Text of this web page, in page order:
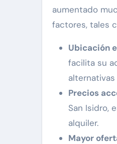
aumentado
factores, tales
Ubicación
facilita su
Precios
San Isidro,
alquiler.
Mayor